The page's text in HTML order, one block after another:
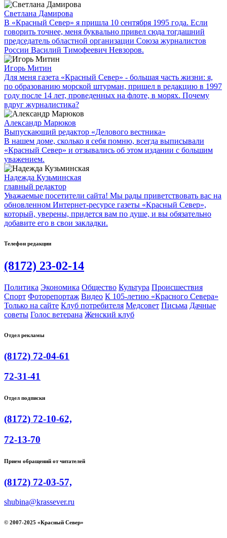
Светлана Дамирова
В «Красный Север» я пришла 10 сентября 1995 года. Если
говорить точнее, меня буквально привел сюда тогдашний
председатель областной организации Союза журналистов
России Василий Тимофеевич Невзоров.
Игорь Митин
Для меня газета «Красный Север» - большая часть жизни: я,
по образованию морской штурман, пришел в редакцию в 1997
году после 14 лет, проведенных на флоте, в морях. Почему
вдруг журналистика?
Александр Марюков
Выпускающий редактор «Делового вестника»
В нашем доме, сколько я себя помню, всегда выписывали
«Красный Север» и отзывались об этом издании с большим
уважением.
Надежда Кузьминская
главный редактор
Уважаемые посетители сайта! Мы рады приветствовать вас на
обновленном Интернет-ресурсе газеты «Красный Север»,
который, уверены, придется вам по душе, и вы обязательно
добавите его в свои закладки.
Телефон редакции
(8172) 23-02-14
Политика Экономика Общество Культура Происшествия
Спорт Фоторепортаж Видео К 105-летию «Красного Севера»
Только на сайте Клуб потребителя Медсовет Письма Дачные
советы Голос ветерана Женский клуб
Отдел рекламы
(8172) 72-04-61
72-31-41
Отдел подписки
(8172) 72-10-62,
72-13-70
Прием обращений от читателей
(8172) 72-03-57,
shubina@krassever.ru
© 2007-2025 «Красный Север»